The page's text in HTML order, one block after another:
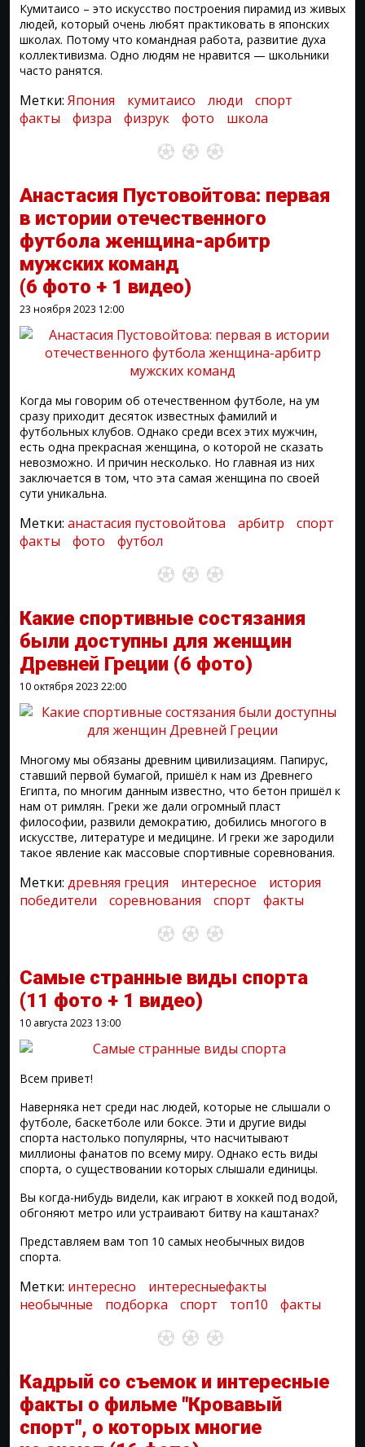
Кумитаисо – это искусство построения пирамид из живых
людей, который очень любят практиковать в японских
школах. Потому что командная работа, развитие духа
коллективизма. Одно людям не нравится — школьники
часто ранятся.
Метки: Япония кумитаисо люди
спорт
факты
физра физрук фото школа
Анастасия Пустовойтова: первая
в истории отечественного
футбола женщина-арбитр
мужских команд
(6 фото + 1 видео)
23 ноября 2023 12:00
Когда мы говорим об отечественном футболе, на ум
сразу приходит десяток известных фамилий и
футбольных клубов. Однако среди всех этих мужчин,
есть одна прекрасная женщина, о которой не сказать
невозможно. И причин несколько. Но главная из них
заключается в том, что эта самая женщина по своей
сути уникальна.
Метки: анастасия пустовойтова арбитр
спорт
факты
фото футбол
Какие спортивные состязания
были доступны для женщин
Древней Греции (6 фото)
10 октября 2023 22:00
Многому мы обязаны древним цивилизациям. Папирус,
ставший первой бумагой, пришёл к нам из Древнего
Египта, по многим данным известно, что бетон пришёл к
нам от римлян. Греки же дали огромный пласт
философии, развили демократию, добились многого в
искусстве, литературе и медицине. И греки же зародили
такое явление как массовые спортивные соревнования.
Метки: древняя греция интересное
история
победители
соревнования спорт факты
Самые странные виды спорта
(11 фото + 1 видео)
10 августа 2023 13:00
Всем привет!
Наверняка нет среди нас людей, которые не слышали о
футболе, баскетболе или боксе. Эти и другие виды
спорта настолько популярны, что насчитывают
миллионы фанатов по всему миру. Однако есть виды
спорта, о существовании которых слышали единицы.
Вы когда-нибудь видели, как играют в хоккей под водой,
обгоняют метро или устраивают битву на каштанах?
Представляем вам топ 10 самых необычных видов
спорта.
Метки: интересно
интересныефакты
необычные
подборка спорт топ10 факты
Кадрый со съемок и интересные
факты о фильме "Кровавый
спорт", о которых многие